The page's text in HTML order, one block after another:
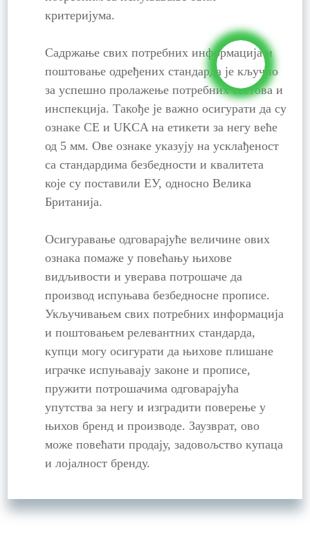
критеријума.
Садржање свих потребних информација и
поштовање одређених стандарда је кључно
за успешно пролажење потребних тестова и
инспекција. Такође је важно осигурати да су
ознаке CE и UKCA на етикети за негу веће
од 5 мм. Ове ознаке указују на усклађеност
са стандардима безбедности и квалитета
које су поставили ЕУ, односно Велика
Британија.
Осигуравање одговарајуће величине ових
ознака помаже у повећању њихове
видљивости и уверава потрошаче да
производ испуњава безбедносне прописе.
Укључивањем свих потребних информација
и поштовањем релевантних стандарда,
купци могу осигурати да њихове плишане
играчке испуњавају законе и прописе,
пружити потрошачима одговарајућа
упутства за негу и изградити поверење у
њихов бренд и производе. Заузврат, ово
може повећати продају, задовољство купаца
и лојалност бренду.